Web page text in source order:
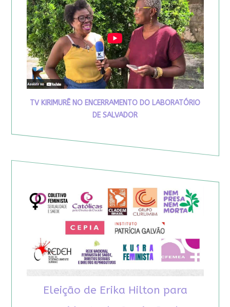
TV KIRIMURÊ NO ENCERRAMENTO DO LABORATÓRIO
DE SALVADOR
Eleição de Erika Hilton para